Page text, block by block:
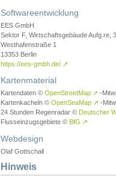
Softwareentwicklung
EES GmbH
Sektor F, Wirtschaftsgebäude Aufg.re,
Westhafenstraße 1
13353 Berlin
https://ees-gmbh.de/ ↗
Kartenmaterial
Kartendaten © OpenStreetMap ↗ -
Kartenkacheln © OpenSeaMap ↗ -
24 Stunden Regenradar © Deutscher
Flusseinzugsgebiete © BfG ↗
Webdesign
Olaf Gottschall
Hinweis